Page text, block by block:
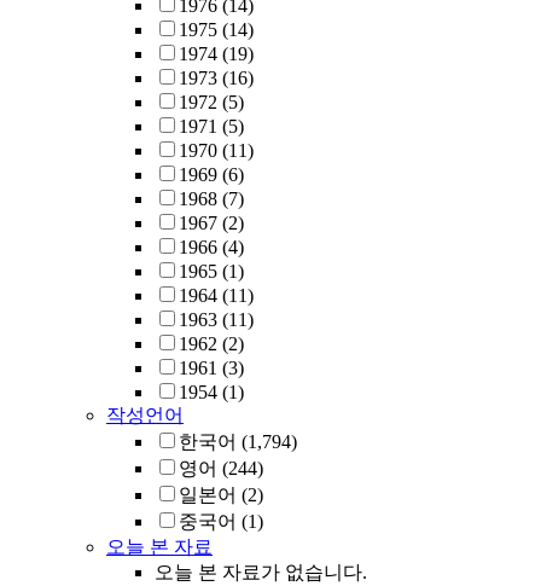
1976 (14)
1975 (14)
1974 (19)
1973 (16)
1972 (5)
1971 (5)
1970 (11)
1969 (6)
1968 (7)
1967 (2)
1966 (4)
1965 (1)
1964 (11)
1963 (11)
1962 (2)
1961 (3)
1954 (1)
작성언어
한국어 (1,794)
영어 (244)
일본어 (2)
중국어 (1)
오늘 본 자료
오늘 본 자료가 없습니다.